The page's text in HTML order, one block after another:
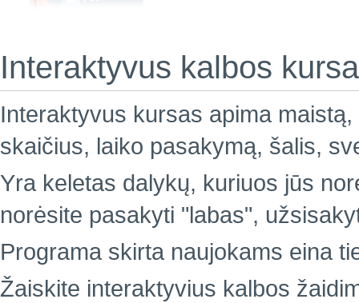
Interaktyvus kalbos
Interaktyvus kursas apima
skaičius, laiko pasakymą, šalis,
Yra keletas dalykų, kuriuos jūs
norėsite pasakyti "labas",
Programa skirta naujokams eina
Žaiskite interaktyvius kalbos